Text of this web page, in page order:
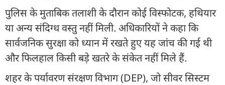
पुलिस के मुताबिक तलाशी के दौरान कोई विस्फोटक, हथियार
या अन्य संदिग्ध वस्तु नहीं मिली. अधिकारियों ने कहा कि
सार्वजनिक सुरक्षा को ध्यान में रखते हुए यह जांच की गई थी
और फिलहाल किसी बड़े खतरे के संकेत नहीं मिले हैं.
शहर के पर्यावरण संरक्षण विभाग (DEP), जो सीवर सिस्टम